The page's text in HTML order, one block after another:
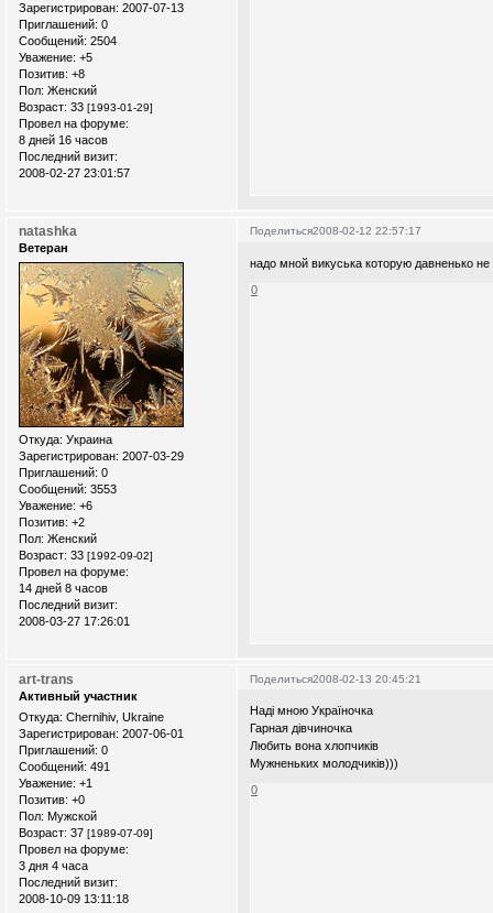
Зарегистрирован: 2007-07-13
Приглашений: 0
Сообщений: 2504
Уважение: +5
Позитив: +8
Пол: Женский
Возраст: 33 [1993-01-29]
Провел на форуме:
8 дней 16 часов
Последний визит:
2008-02-27 23:01:57
Поделиться2008-02-12 22:57:17
natashka
Ветеран
Откуда: Украина
Зарегистрирован: 2007-03-29
Приглашений: 0
Сообщений: 3553
Уважение: +6
Позитив: +2
Пол: Женский
Возраст: 33 [1992-09-02]
Провел на форуме:
14 дней 8 часов
Последний визит:
2008-03-27 17:26:01
надо мной викуська которую давненько
0
Поделиться2008-02-13 20:45:21
art-trans
Активный участник
Откуда: Chernihiv, Ukraine
Зарегистрирован: 2007-06-01
Приглашений: 0
Сообщений: 491
Уважение: +1
Позитив: +0
Пол: Мужской
Возраст: 37 [1989-07-09]
Провел на форуме:
3 дня 4 часа
Последний визит:
2008-10-09 13:11:18
Наді мною Україночка
Гарная дівчиночка
Любить вона хлопчиків
Мужненьких молодчиків)))
0